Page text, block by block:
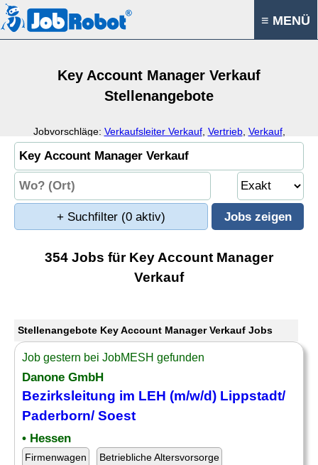
≡ MENÜ
Key Account Manager Verkauf
Stellenangebote
Jobvorschläge: Verkaufsleiter Verkauf, Vertrieb, Verkauf,
Kundenbeziehungen
+ Suchfilter (0 aktiv)
354 Jobs für Key Account Manager
Verkauf
Stellenangebote Key Account Manager Verkauf Jobs
Job gestern bei JobMESH gefunden
Danone GmbH
Bezirksleitung im LEH (m/w/d) Lippstadt/
Paderborn/ Soest
• Hessen
Firmenwagen Betriebliche Altersvorsorge